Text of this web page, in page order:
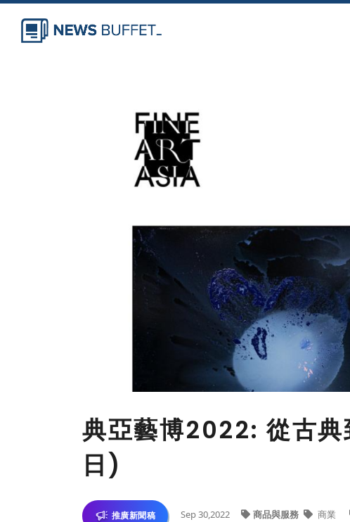
典亞藝博2022: 從古
日)
推廣新聞稿 Sep 30,2022 商品與服務 商業